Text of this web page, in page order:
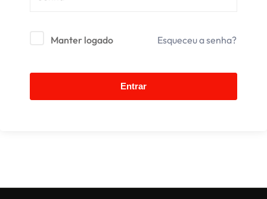
Manter logado Esqueceu a senha?
Entrar